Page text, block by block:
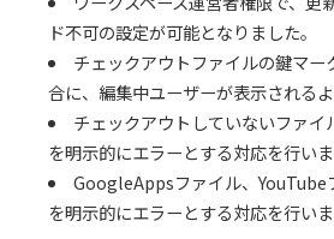
ド不可の設定が可能となりました。
チェックアウトファイルの鍵マ
合に、編集中ユーザーが表示されるよ
チェックアウトしていないファイ
を明示的にエラーとする対応を行いま
GoogleAppsファイル、YouTube
を明示的にエラーとする対応を行いま